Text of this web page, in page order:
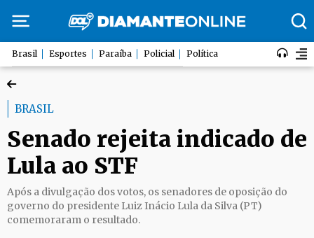
Brasil Esportes Paraíba Policial Política
BRASIL
Senado rejeita indicado de
Lula ao STF
Após a divulgação dos votos, os senadores de oposição do
governo do presidente Luiz Inácio Lula da Silva (PT)
comemoraram o resultado.